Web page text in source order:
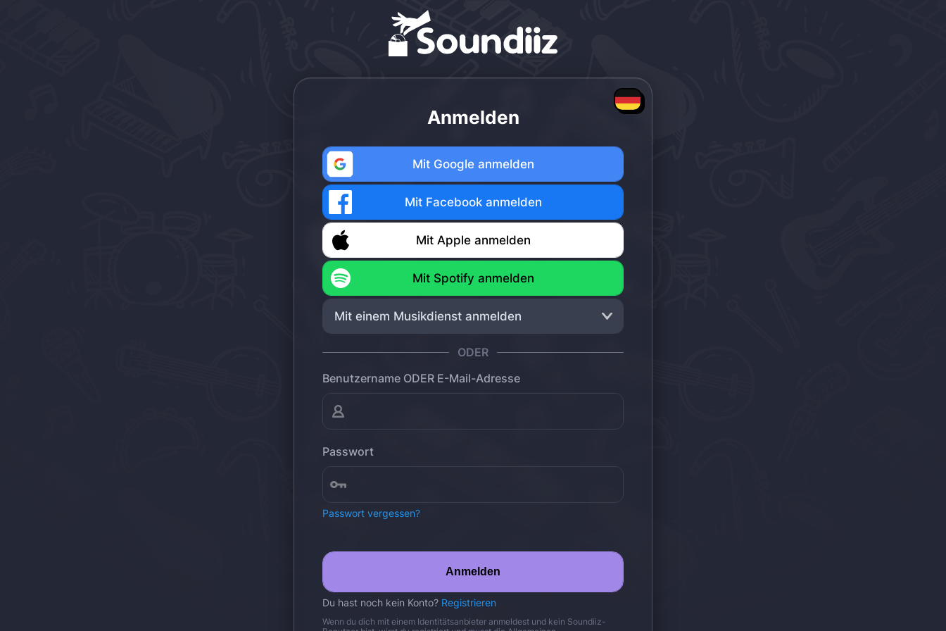
Anmelden
Mit Google anmelden
Mit Facebook anmelden
Mit Apple anmelden
Mit Spotify anmelden
Mit einem Musikdienst anmelden
ODER
Benutzername ODER E-Mail-Adresse
Passwort
Passwort vergessen?
Anmelden
Du hast noch kein Konto? Registrieren
Wenn du dich mit einem Identitätsanbieter anmeldest und kein Soundiiz-